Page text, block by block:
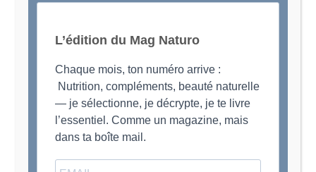
L’édition du Mag Naturo
Chaque mois, ton numéro arrive :
Nutrition, compléments, beauté naturelle
— je sélectionne, je décrypte, je te livre
l’essentiel. Comme un magazine, mais
dans ta boîte mail.